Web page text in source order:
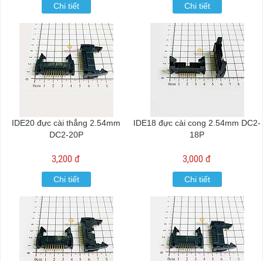
Chi tiết Chi tiết
IDE20 đực cài thẳng 2.54mm
DC2-20P
3,200 đ
Chi tiết
IDE18 đực cài cong 2.54mm DC2-
18P
3,000 đ
Chi tiết